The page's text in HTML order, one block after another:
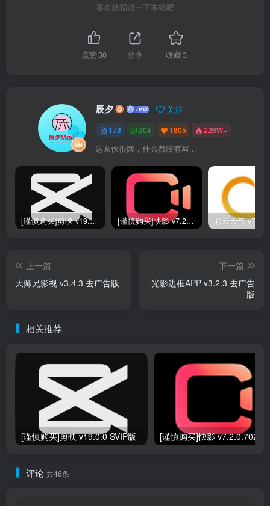
喜欢就捐赠一下本站吧
点赞30 分享 收藏3
辰夕 关注
173 304 1805 226W+
这家伙很懒，什么都没有写...
[谨慎购买]剪映 v19.0.0 SVIP版 [谨慎购买]快影 v7.2.0.702020 VIP版
上一篇
大师兄影视 v3.4.3 去广告版
下一篇
光影边框APP v3.2.3 去广告
版
相关推荐
[谨慎购买]剪映 v19.0.0 SVIP版
评论 共46条